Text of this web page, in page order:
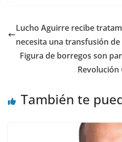
er e
b
o
k
s
A
p
p
gr
a
m
t
Lucho Aguirre recibe
necesita una transfusión
Figura de borregos son
Revolución
También te